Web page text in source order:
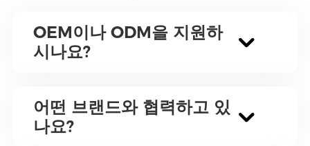
OEM이나 ODM을 지원하
시나요?
어떤 브랜드와 협력하고 있
나요?